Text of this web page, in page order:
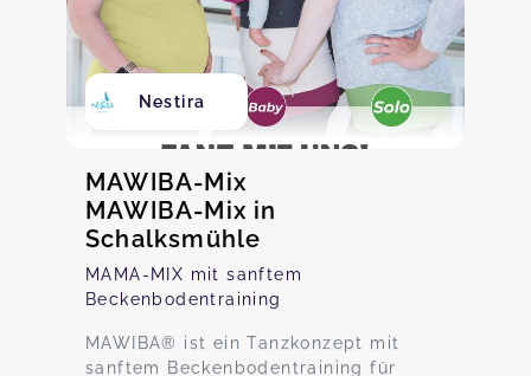
Nestira
MAWIBA-Mix
MAWIBA-Mix in
Schalksmühle
MAMA-MIX mit sanftem
Beckenbodentraining
MAWIBA® ist ein Tanzkonzept mit
sanftem Beckenbodentraining für